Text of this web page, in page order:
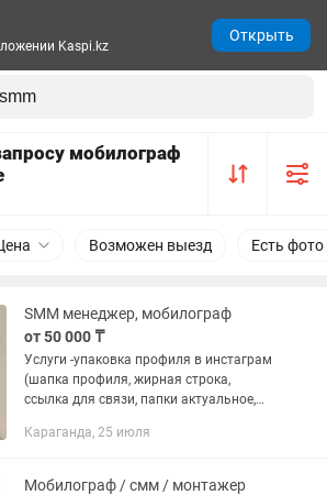
мобилограф
Возможен выезд Есть фото
SMM менеджер, мобилограф
от 50 000 ₸
Услуги -упаковка профиля в инстаграм
(шапка профиля, жирная строка,
ссылка для связи, папки актуальное,
контент-плана -составление визуала
Караганда, 25 июля
Мобилограф / смм / монтажер
Kaspi.kz
Открыть